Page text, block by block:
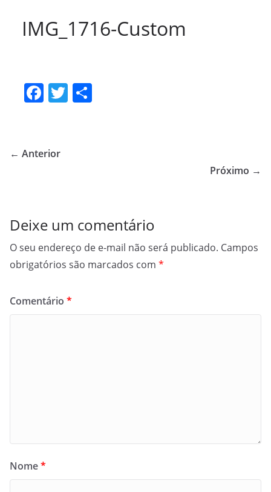
IMG_1716-Custom
F
e
k
T
← Anterior
Próximo →
Deixe um comentário
O seu endereço de e-mail não será publicado. Campos
obrigatórios são marcados com *
Comentário *
Nome*